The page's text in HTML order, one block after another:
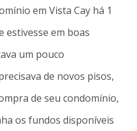
em Vista Cay há 1
estivesse em boas
um pouco
de novos pisos,
de seu condomínio,
os fundos disponíveis